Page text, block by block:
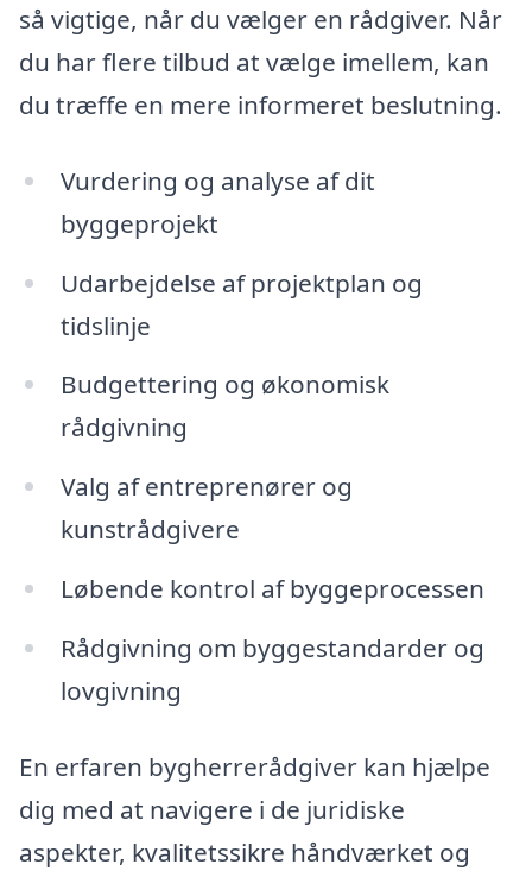
så vigtige, når du vælger en rådgiver. Når
du har flere tilbud at vælge imellem, kan
du træffe en mere informeret beslutning.
Vurdering og analyse af dit
byggeprojekt
Udarbejdelse af projektplan og
tidslinje
Budgettering og økonomisk
rådgivning
Valg af entreprenører og
kunstrådgivere
Løbende kontrol af byggeprocessen
Rådgivning om byggestandarder og
lovgivning
En erfaren bygherrerådgiver kan hjælpe
dig med at navigere i de juridiske
aspekter, kvalitetssikre håndværket og